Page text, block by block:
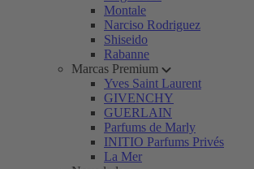
Montale
Narciso Rodriguez
Shiseido
Rabanne
Marcas Premium
Yves Saint Laurent
GIVENCHY
GUERLAIN
Parfums de Marly
INITIO Parfums Privés
La Mer